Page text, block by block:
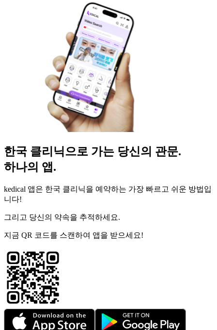
한국 클리닉으로 가는 당신의 관문.
하나의 앱.
kedical 앱은 한국 클리닉을 예약하는 가장 빠르고 쉬운 방법입
니다!
그리고 당신의 약속을 추적하세요.
지금 QR 코드를 스캔하여 앱을 받으세요!